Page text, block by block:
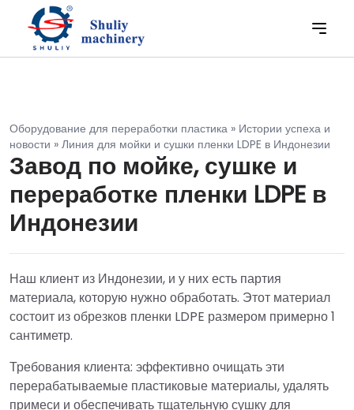
Оборудование для переработки пластика » Истории успеха и
новости » Линия для мойки и сушки пленки LDPE в Индонезии
Завод по мойке, сушке и
переработке пленки LDPE в
Индонезии
Наш клиент из Индонезии, и у них есть партия
материала, которую нужно обработать. Этот материал
состоит из обрезков пленки LDPE размером примерно 1
сантиметр.
Требования клиента: эффективно очищать эти
перерабатываемые пластиковые материалы, удалять
примеси и обеспечивать тщательную сушку для